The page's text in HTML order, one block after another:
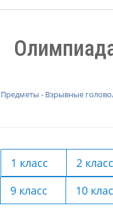
Предметы - Взрывные
1 класс 2 класс
9 класс
10